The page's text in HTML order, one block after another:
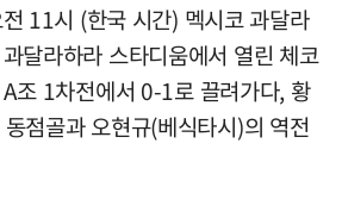
11시 (한국 시간) 멕시코 과달라
달라하라 스타디움에서 열린 체코
조 1차전에서 0-1로 끌려가다, 황
점골과 오현규(베식타시)의 역전